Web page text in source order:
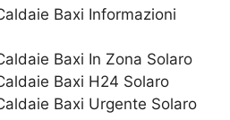
Baxi Informazioni
Baxi In Zona Solaro
Baxi H24 Solaro
Baxi Urgente Solaro